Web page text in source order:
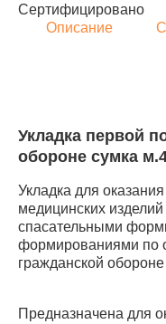
Сертифицировано
Описание
Укладка первой
обороне сумка
Укладка для
медицинских
спасательными
формированиями по
гражданской
Предназначена для